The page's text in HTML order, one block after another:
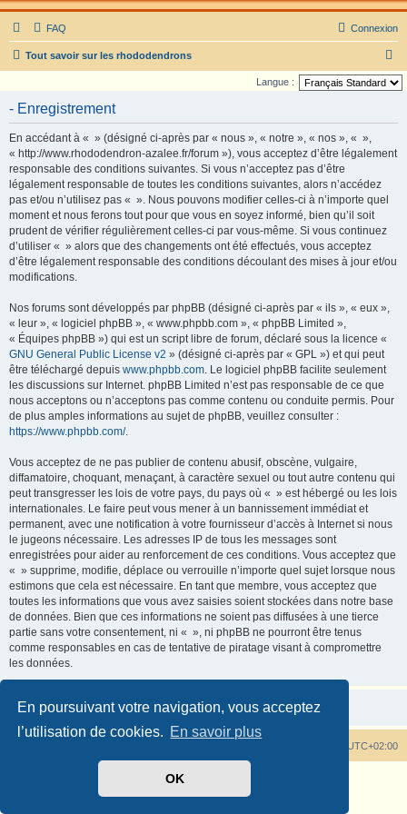
En poursuivant votre navigation, vous acceptez
l’utilisation de cookies. En savoir plus
OK
FAQ Connexion
Tout savoir sur les rhododendrons
e
Langue :
- Enregistrement
En accédant à « » (désigné ci-après par « nous », « notre », « nos », « »,
« http://www.rhododendron-azalee.fr/forum »), vous acceptez d’être légalement
responsable des conditions suivantes. Si vous n’acceptez pas d’être
légalement responsable de toutes les conditions suivantes, alors n’accédez
pas et/ou n’utilisez pas « ». Nous pouvons modifier celles-ci à n’importe quel
moment et nous ferons tout pour que vous en soyez informé, bien qu’il soit
prudent de vérifier régulièrement celles-ci par vous-même. Si vous continuez
d’utiliser « » alors que des changements ont été effectués, vous acceptez
d’être légalement responsable des conditions découlant des mises à jour et/ou
modifications.
Nos forums sont développés par phpBB (désigné ci-après par « ils », « eux »,
« leur », « logiciel phpBB », « www.phpbb.com », « phpBB Limited »,
« Équipes phpBB ») qui est un script libre de forum, déclaré sous la licence «
GNU General Public License v2 » (désigné ci-après par « GPL ») et qui peut
être téléchargé depuis www.phpbb.com. Le logiciel phpBB facilite seulement
les discussions sur Internet. phpBB Limited n’est pas responsable de ce que
nous acceptons ou n’acceptons pas comme contenu ou conduite permis. Pour
de plus amples informations au sujet de phpBB, veuillez consulter :
https://www.phpbb.com/.
Vous acceptez de ne pas publier de contenu abusif, obscène, vulgaire,
diffamatoire, choquant, menaçant, à caractère sexuel ou tout autre contenu qui
peut transgresser les lois de votre pays, du pays où « » est hébergé ou les lois
internationales. Le faire peut vous mener à un bannissement immédiat et
permanent, avec une notification à votre fournisseur d’accès à Internet si nous
le jugeons nécessaire. Les adresses IP de tous les messages sont
enregistrées pour aider au renforcement de ces conditions. Vous acceptez que
« » supprime, modifie, déplace ou verrouille n’importe quel sujet lorsque nous
estimons que cela est nécessaire. En tant que membre, vous acceptez que
toutes les informations que vous avez saisies soient stockées dans notre base
de données. Bien que ces informations ne soient pas diffusées à une tierce
partie sans votre consentement, ni « », ni phpBB ne pourront être tenus
comme responsables en cas de tentative de piratage visant à compromettre
les données.
UTC+02:00
phpBB ® Forum Software © phpBB Limited
phpBB-fr.com